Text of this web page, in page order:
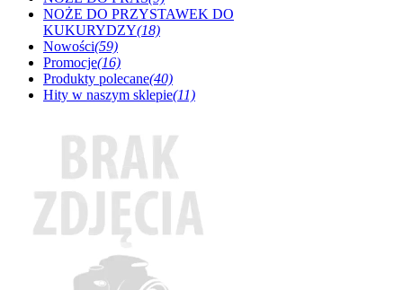
NOŻE DO PRZYSTAWEK DO
KUKURYDZY(18)
Nowości(59)
Promocje(16)
Produkty polecane(40)
Hity w naszym sklepie(11)